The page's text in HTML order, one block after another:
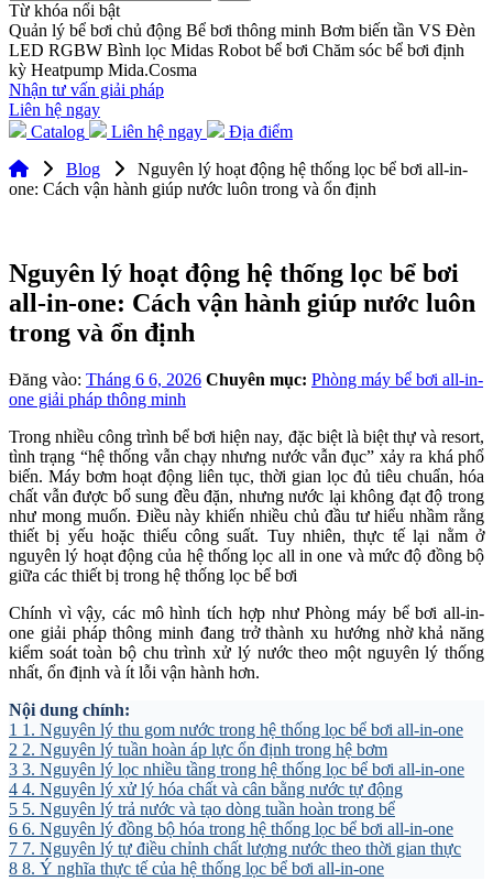
Từ khóa nổi bật
Quản lý bể bơi chủ động Bể bơi thông minh Bơm biến tần VS Đèn
LED RGBW Bình lọc Midas Robot bể bơi Chăm sóc bể bơi định
kỳ Heatpump Mida.Cosma
Nhận tư vấn giải pháp
Liên hệ ngay
Catalog
Liên hệ ngay
Địa điểm
Blog
Nguyên lý hoạt động hệ thống lọc bể bơi all-in-
one: Cách vận hành giúp nước luôn trong và ổn định
Nguyên lý hoạt động hệ thống lọc bể bơi
all-in-one: Cách vận hành giúp nước luôn
trong và ổn định
Đăng vào: Tháng 6 6, 2026 Chuyên mục: Phòng máy bể bơi all-in-
one giải pháp thông minh
Trong nhiều công trình bể bơi hiện nay, đặc biệt là biệt thự và resort,
tình trạng “hệ thống vẫn chạy nhưng nước vẫn đục” xảy ra khá phổ
biến. Máy bơm hoạt động liên tục, thời gian lọc đủ tiêu chuẩn, hóa
chất vẫn được bổ sung đều đặn, nhưng nước lại không đạt độ trong
như mong muốn. Điều này khiến nhiều chủ đầu tư hiểu nhầm rằng
thiết bị yếu hoặc thiếu công suất. Tuy nhiên, thực tế lại nằm ở
nguyên lý hoạt động của hệ thống lọc all in one và mức độ đồng bộ
giữa các thiết bị trong hệ thống lọc bể bơi
Chính vì vậy, các mô hình tích hợp như Phòng máy bể bơi all-in-
one giải pháp thông minh đang trở thành xu hướng nhờ khả năng
kiểm soát toàn bộ chu trình xử lý nước theo một nguyên lý thống
nhất, ổn định và ít lỗi vận hành hơn.
Nội dung chính:
1 1. Nguyên lý thu gom nước trong hệ thống lọc bể bơi all-in-one
2 2. Nguyên lý tuần hoàn áp lực ổn định trong hệ bơm
3 3. Nguyên lý lọc nhiều tầng trong hệ thống lọc bể bơi all-in-one
4 4. Nguyên lý xử lý hóa chất và cân bằng nước tự động
5 5. Nguyên lý trả nước và tạo dòng tuần hoàn trong bể
6 6. Nguyên lý đồng bộ hóa trong hệ thống lọc bể bơi all-in-one
7 7. Nguyên lý tự điều chỉnh chất lượng nước theo thời gian thực
8 8. Ý nghĩa thực tế của hệ thống lọc bể bơi all-in-one